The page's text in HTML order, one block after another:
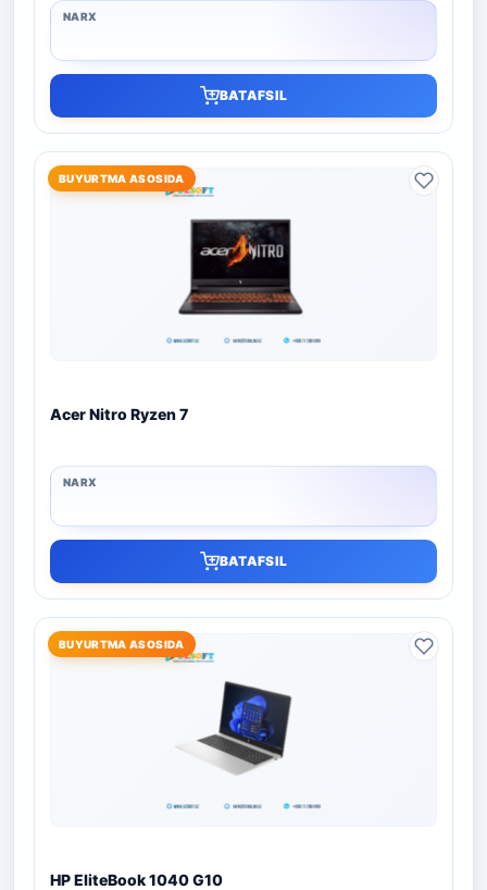
BATAFSIL
BUYURTMA ASOSIDA
Acer Nitro Ryzen 7
BATAFSIL
BUYURTMA ASOSIDA
HP EliteBook 1040 G10